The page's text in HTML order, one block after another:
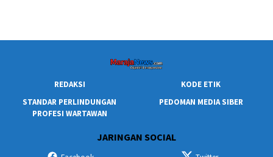
REDAKSI
KODE ETIK
STANDAR PERLINDUNGAN
PROFESI WARTAWAN
PEDOMAN MEDIA SIBER
JARINGAN SOCIAL